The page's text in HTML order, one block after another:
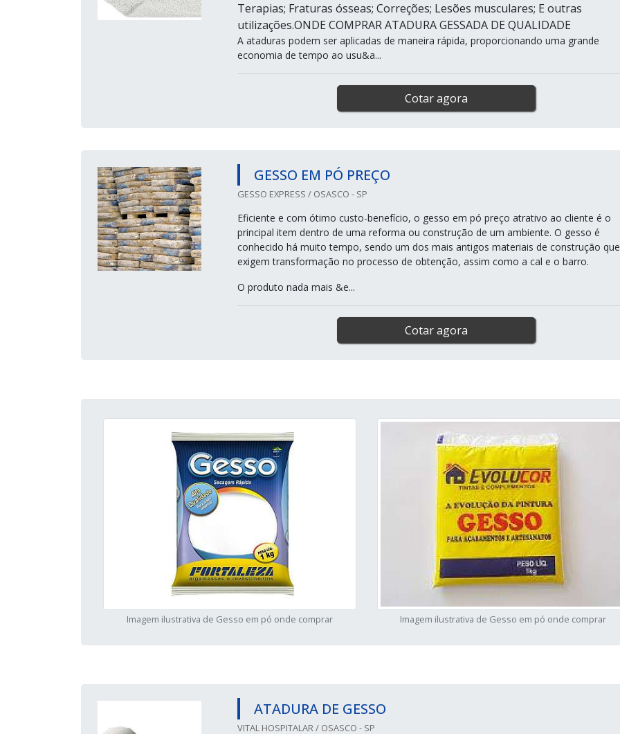
Terapias; Fraturas ósseas; Correções; Lesões musculares; E outras
utilizações.ONDE COMPRAR ATADURA GESSADA DE QUALIDADE
A ataduras podem ser aplicadas de maneira rápida, proporcionando uma grande
economia de tempo ao usu&a...
Cotar agora
GESSO EM PÓ PREÇO
GESSO EXPRESS / OSASCO - SP
Eficiente e com ótimo custo-benefício, o gesso em pó preço atrativo ao cliente é o
principal item dentro de uma reforma ou construção de um ambiente. O gesso é
conhecido há muito tempo, sendo um dos mais antigos materiais de construção que
exigem transformação no processo de obtenção, assim como a cal e o barro.
O produto nada mais &e...
Cotar agora
Imagem ilustrativa de Gesso em pó onde comprar Imagem ilustrativa de Gesso em pó onde comprar
ATADURA DE GESSO
VITAL HOSPITALAR / OSASCO - SP